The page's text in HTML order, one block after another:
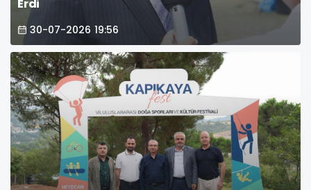
Erdi
30-07-2026 19:56